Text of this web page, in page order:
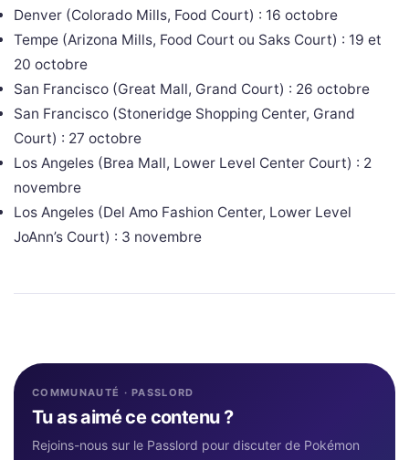
Denver (Colorado Mills, Food Court) : 16 octobre
Tempe (Arizona Mills, Food Court ou Saks Court) : 19 et
20 octobre
San Francisco (Great Mall, Grand Court) : 26 octobre
San Francisco (Stoneridge Shopping Center, Grand
Court) : 27 octobre
Los Angeles (Brea Mall, Lower Level Center Court) : 2
novembre
Los Angeles (Del Amo Fashion Center, Lower Level
JoAnn’s Court) : 3 novembre
COMMUNAUTÉ · PASSLORD
Tu as aimé ce contenu ?
Rejoins-nous sur le Passlord pour discuter de Pokémon